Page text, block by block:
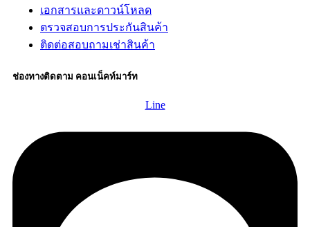
เอกสารและดาวน์โหลด
ตรวจสอบการประกันสินค้า
ติดต่อสอบถามเช่าสินค้า
ช่องทางติดตาม คอนเน็คท์มาร์ท
Line